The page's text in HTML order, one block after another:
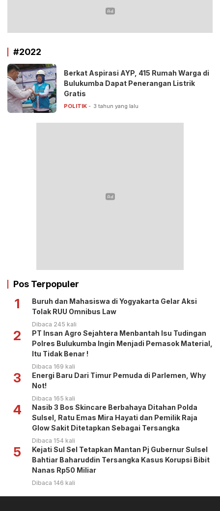
#2022
Berkat Aspirasi AYP, 415 Rumah Warga di
Bulukumba Dapat Penerangan Listrik
Gratis
POLITIK 3 tahun yang lalu
Pos Terpopuler
1
Buruh dan Mahasiswa di Yogyakarta Gelar Aksi
Tolak RUU Omnibus Law
Dibaca 245 kali
2
PT Insan Agro Sejahtera Menbantah Isu Tudingan
Polres Bulukumba Ingin Menjadi Pemasok Material,
Itu Tidak Benar !
Dibaca 169 kali
3
Energi Baru Dari Timur Pemuda di Parlemen, Why
Not!
Dibaca 165 kali
4
Nasib 3 Bos Skincare Berbahaya Ditahan Polda
Sulsel, Ratu Emas Mira Hayati dan Pemilik Raja
Glow Sakit Ditetapkan Sebagai Tersangka
Dibaca 154 kali
5
Kejati Sul Sel Tetapkan Mantan Pj Gubernur Sulsel
Bahtiar Baharuddin Tersangka Kasus Korupsi Bibit
Nanas Rp50 Miliar
Dibaca 146 kali